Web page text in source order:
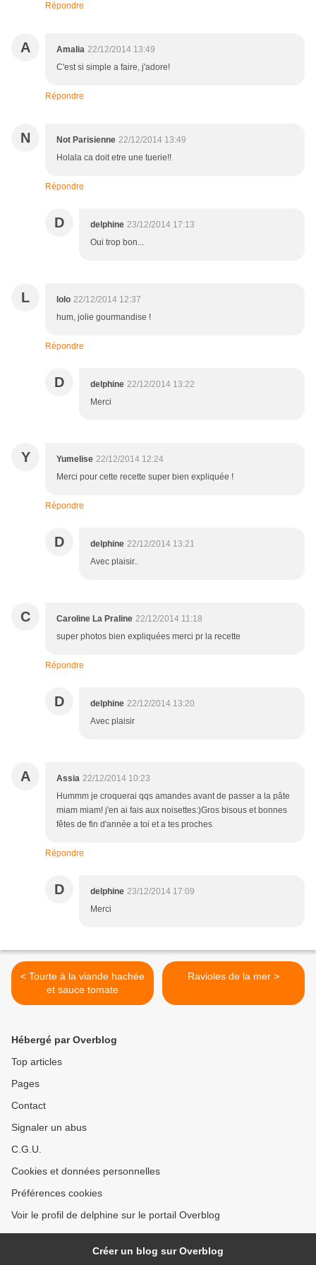
Répondre
A Amalia 22/12/2014 13:49
C'est si simple a faire, j'adore!
Répondre
N Not Parisienne 22/12/2014 13:49
Holala ca doit etre une tuerie!!
Répondre
D delphine 23/12/2014 17:13
Oui trop bon...
L lolo 22/12/2014 12:37
hum, jolie gourmandise !
Répondre
D delphine 22/12/2014 13:22
Merci
Y Yumelise 22/12/2014 12:24
Merci pour cette recette super bien expliquée !
Répondre
D delphine 22/12/2014 13:21
Avec plaisir..
C Caroline La Praline 22/12/2014 11:18
super photos bien expliquées merci pr la recette
Répondre
D delphine 22/12/2014 13:20
Avec plaisir
A Assia 22/12/2014 10:23
Hummm je croquerai qqs amandes avant de passer a la pâte
miam miam! j'en ai fais aux noisettes:)Gros bisous et bonnes
fêtes de fin d'année a toi et a tes proches
Répondre
D delphine 23/12/2014 17:09
Merci
< Tourte à la viande hachée
et sauce tomate
Ravioles de la mer >
Hébergé par Overblog
Top articles
Pages
Contact
Signaler un abus
C.G.U.
Cookies et données personnelles
Préférences cookies
Voir le profil de delphine sur le portail Overblog
Créer un blog sur Overblog